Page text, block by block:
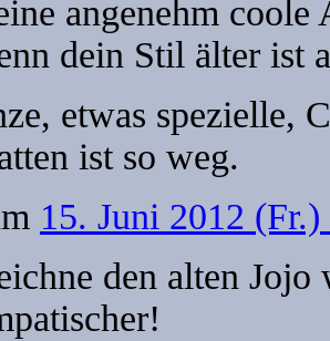
angenehm
dein Stil älter ist
etwas spezielle,
ist so weg.
15. Juni 2012
den alten